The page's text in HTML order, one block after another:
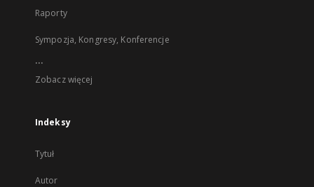
Raporty
Sympozja, Kongresy, Konferencje
...
Zobacz więcej
Indeksy
Tytuł
Autor